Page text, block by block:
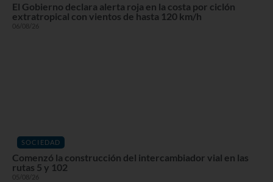
El Gobierno declara alerta roja en la costa por ciclón
extratropical con vientos de hasta 120 km/h
06/08/26
SOCIEDAD
Comenzó la construcción del intercambiador vial en las
rutas 5 y 102
05/08/26